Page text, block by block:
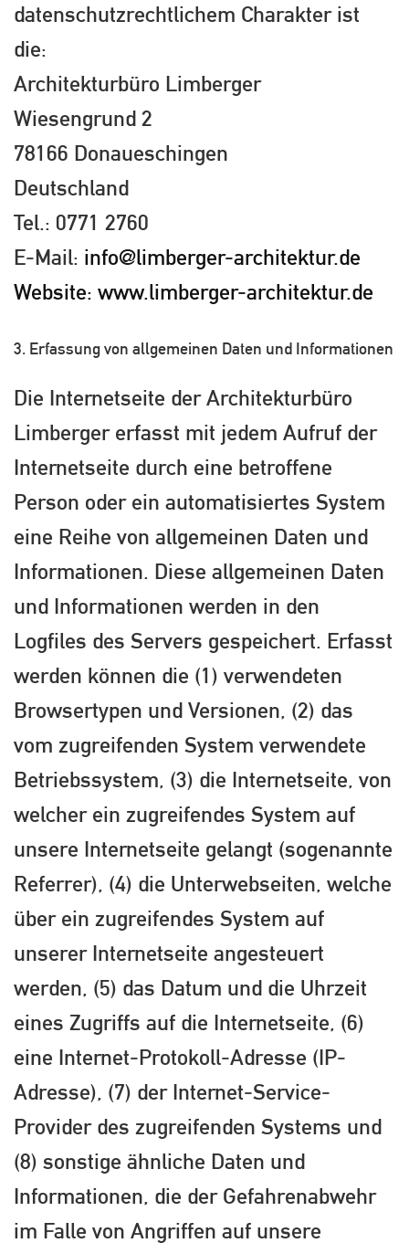
datenschutzrechtlichem Charakter ist
die:
Architekturbüro Limberger
Wiesengrund 2
78166 Donaueschingen
Deutschland
Tel.: 0771 2760
E-Mail: info@limberger-architektur.de
Website: www.limberger-architektur.de
3. Erfassung von allgemeinen Daten und Informationen
Die Internetseite der Architekturbüro
Limberger erfasst mit jedem Aufruf der
Internetseite durch eine betroffene
Person oder ein automatisiertes System
eine Reihe von allgemeinen Daten und
Informationen. Diese allgemeinen Daten
und Informationen werden in den
Logfiles des Servers gespeichert. Erfasst
werden können die (1) verwendeten
Browsertypen und Versionen, (2) das
vom zugreifenden System verwendete
Betriebssystem, (3) die Internetseite, von
welcher ein zugreifendes System auf
unsere Internetseite gelangt (sogenannte
Referrer), (4) die Unterwebseiten, welche
über ein zugreifendes System auf
unserer Internetseite angesteuert
werden, (5) das Datum und die Uhrzeit
eines Zugriffs auf die Internetseite, (6)
eine Internet-Protokoll-Adresse (IP-
Adresse), (7) der Internet-Service-
Provider des zugreifenden Systems und
(8) sonstige ähnliche Daten und
Informationen, die der Gefahrenabwehr
im Falle von Angriffen auf unsere